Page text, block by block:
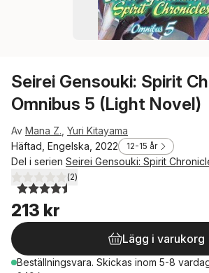
Seirei Gensouki: Spirit
Omnibus 5 (Light Novel)
Av Mana Z. Yuri Kitayama
Häftad, Engelska, 2022
12-15 år
Del i serien Seirei Gensouki: Spirit
4,5utav 5 stjärnor. Totalt antal röster:
(2)
213 kr
Lägg i varukorg
Beställningsvara. Skickas inom 5-8